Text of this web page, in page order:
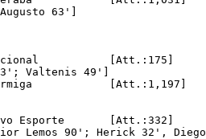
63']
Valtenis 49']
Lemos 90'; Herick 32',